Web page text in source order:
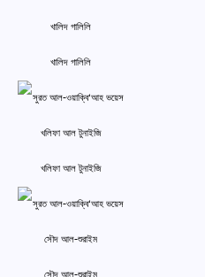
খালিদ গালিলি
খলিফা আল টুনাইজি